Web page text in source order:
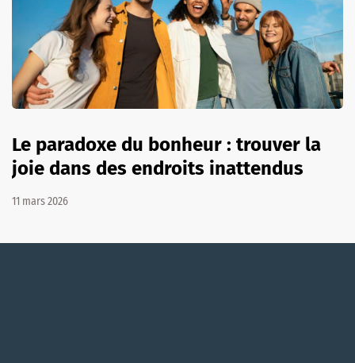
Le paradoxe du bonheur : trouver la
joie dans des endroits inattendus
11 mars 2026